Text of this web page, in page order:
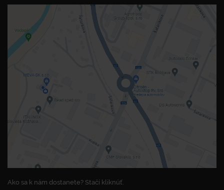
Ako sa k nám dostanete? Stačí kliknúť.